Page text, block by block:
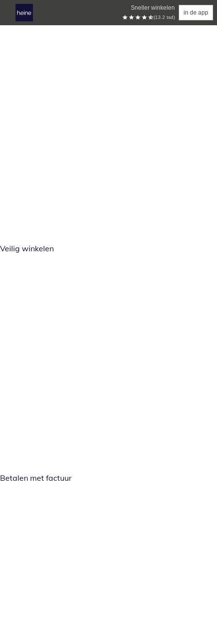
Sneller winkelen
(13.2 tsd)
in de app
Veilig winkelen
Betalen met factuur